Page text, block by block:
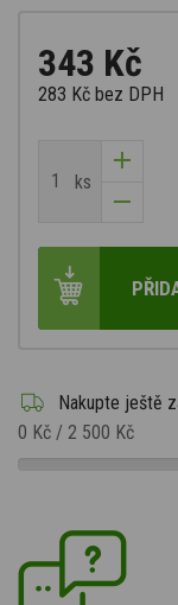
343 Kč
283 Kč bez DPH
ks
Nakupte ještě
0 Kč / 2 500 Kč